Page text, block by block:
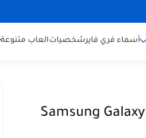
أسماء فري فايرشخصياتالعاب متنوعة
افضل اعدادات الهيدشوت في لعبة فري فاير Samsung Galaxy